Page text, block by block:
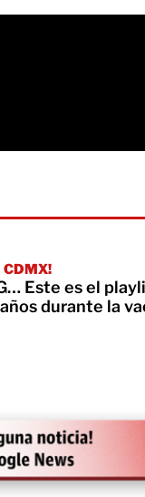
CDMX!
Este es el
durante la